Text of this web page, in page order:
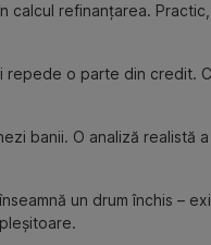
calcul refinanțarea.
o parte din credit.
banii. O analiză realistă
un drum închis –